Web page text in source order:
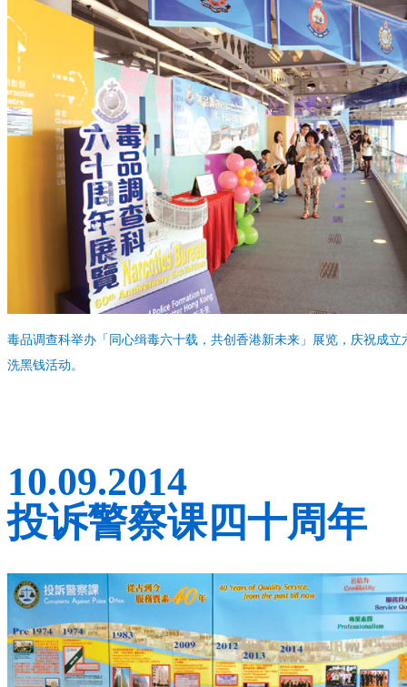
毒品调查科举办「同心缉毒六十载，共创香港新未来」展览，庆祝成
洗黑钱活动。
10.09.2014
投诉警察课四十周年